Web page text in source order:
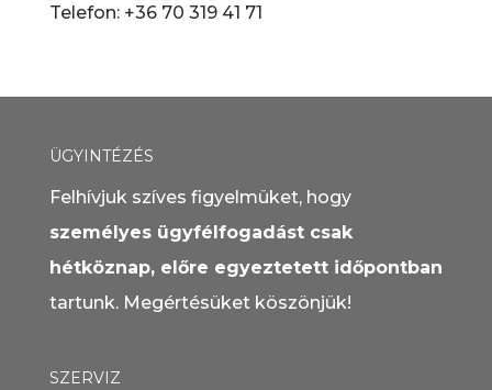
Telefon: +36 70 319 41 71
ÜGYINTÉZÉS
Felhívjuk szíves figyelmüket, hogy
személyes ügyfélfogadást csak
hétköznap, előre egyeztetett időpontban
tartunk. Megértésüket köszönjük!
SZERVIZ